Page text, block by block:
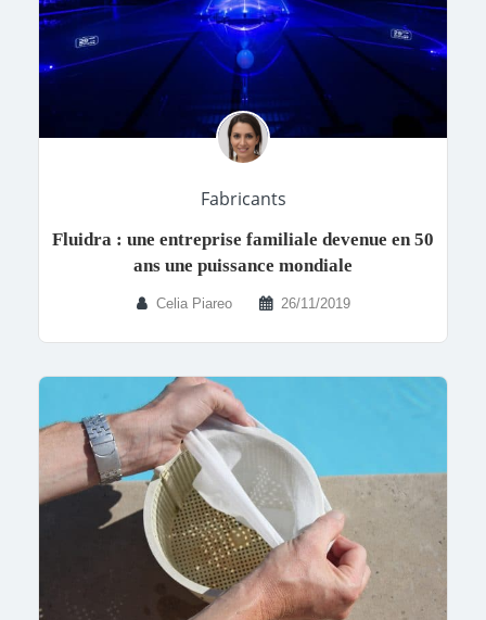
Fabricants
Fluidra : une entreprise familiale devenue en 50
ans une puissance mondiale
Celia Piareo 26/11/2019